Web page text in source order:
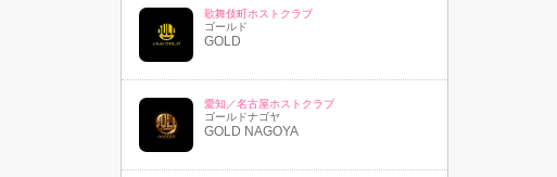
歌舞伎町ホストクラブ
ゴールド
GOLD
愛知／名古屋ホストクラブ
ゴールドナゴヤ
GOLD NAGOYA